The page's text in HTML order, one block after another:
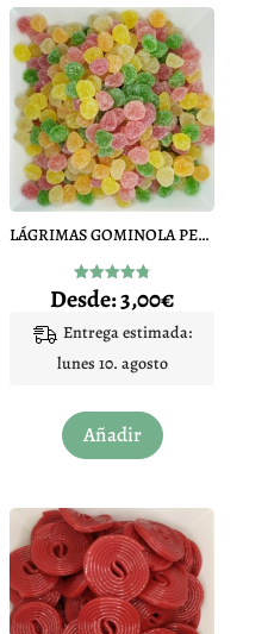
LÁGRIMAS GOMINOLA PEQUEÑA
Valorado
con
de 5
Desde:3,00€
Entrega estimada:
lunes 10. agosto
Añadir
producto
variantes.
Las
opciones
se